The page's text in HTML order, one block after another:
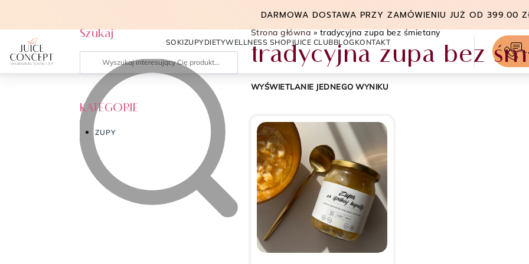
DARMOWA DOSTAWA PRZY ZAMÓWIENIU JUŻ OD 399.00
SOKIZUPYDIETYWELLNESS SHOP JUICE CLUBBLOG KONTAKT
Szukaj
KATEGORIE
ZUPY
Strona główna»tradycyjna zupa bez śmietany
tradycyjna zupa bez
WYŚWIETLANIE JEDNEGO WYNIKU